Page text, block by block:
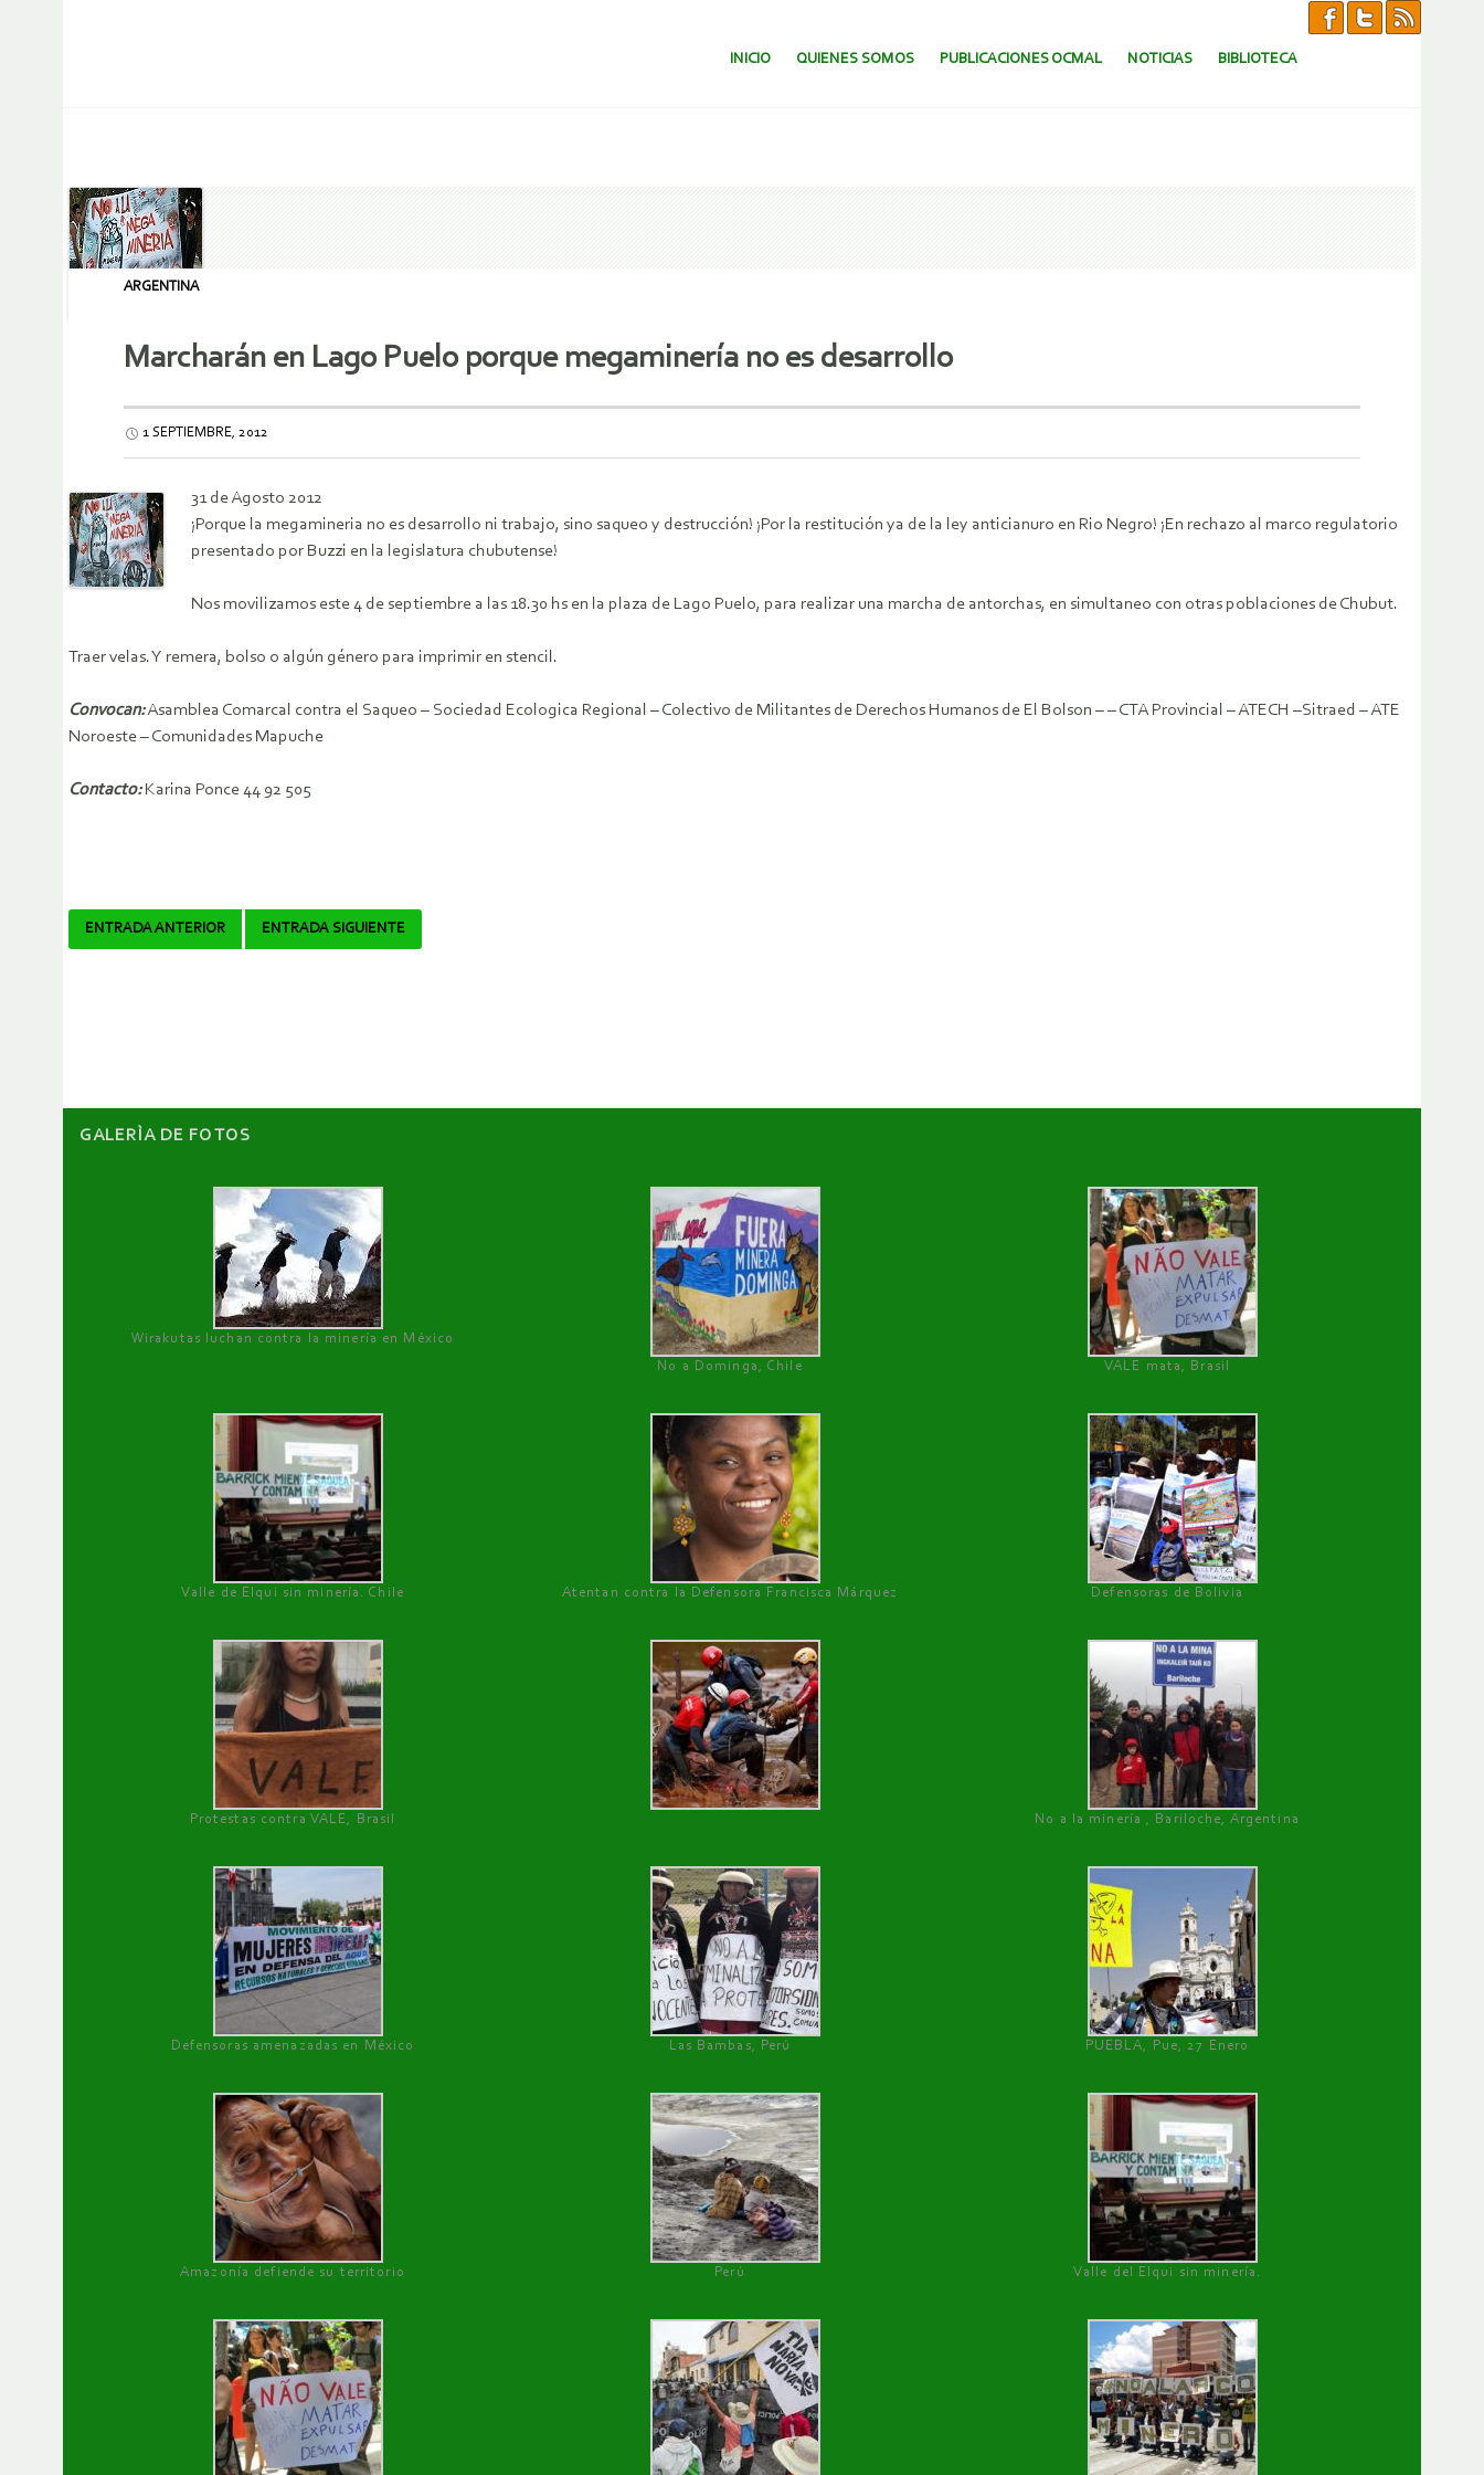
SALTAR AL CONTENIDO.
INICIO QUIENES SOMOS PUBLICACIONES OCMAL NOTICIAS BIBLIOTECA
ARGENTINA
Marcharán en Lago Puelo porque megaminería no es desarrollo
1 SEPTIEMBRE, 2012
31 de Agosto 2012
¡Porque la megamineria no es desarrollo ni trabajo, sino saqueo y destrucción! ¡Por la restitución ya de la ley anticianuro en Rio Negro! ¡En rechazo al marco regulatorio
presentado por Buzzi en la legislatura chubutense!
Nos movilizamos este 4 de septiembre a las 18.30 hs en la plaza de Lago Puelo, para realizar una marcha de antorchas, en simultaneo con otras poblaciones de Chubut.
Traer velas. Y remera, bolso o algún género para imprimir en stencil.
Convocan:Asamblea Comarcal contra el Saqueo – Sociedad Ecologica Regional – Colectivo de Militantes de Derechos Humanos de El Bolson – – CTA Provincial – ATECH –Sitraed – ATE
Noroeste – Comunidades Mapuche
Contacto:Karina Ponce 44 92 505
Navegador
ENTRADA ANTERIOR ENTRADA SIGUIENTE
GALERÌA DE FOTOS
Wirakutas luchan contra la minería en México
No a Dominga, Chile
VALE mata, Brasil
Valle de Elqui sin minería. Chile Atentan contra la Defensora Francisca Márquez Defensoras de Bolivia
Protestas contra VALE, Brasil No a la minería , Bariloche, Argentina
Defensoras amenazadas en México Las Bambas, Perú PUEBLA, Pue, 27 Enero
Amazonía defiende su territorio Perú Valle del Elqui sin minería.